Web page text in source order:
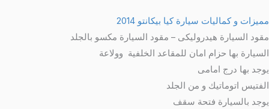
مميزات و كماليات سيارة كيا بيكانتو 2014
مقود السيارة هيدروليكى – مقود السيارة مكسو بالجلد
السيارة بها حزام امان للمقاعد الخلفية وولاعة
يوجد بها درج امامى
الفتيس اتوماتيك و من الجلد
يوجد بالسيارة فتحة سقف